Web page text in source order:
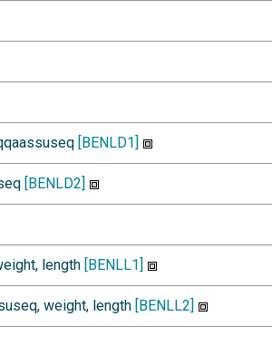
[BENLD1]
[BENLD2]
length [BENLL1]
weight, length [BENLL2]